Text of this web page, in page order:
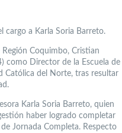
cargo a Karla Soria Barreto.
Coquimbo, Cristian
como Director de la Escuela de
Católica del Norte, tras resultar
Karla Soria Barreto, quien
haber logrado completar
Jornada Completa. Respecto